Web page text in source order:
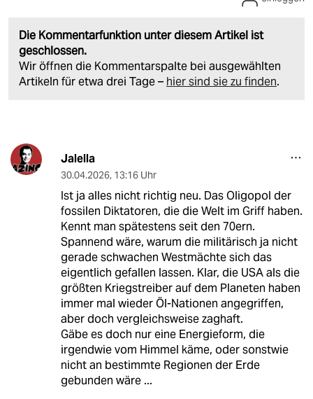
Die Kommentarfunktion unter diesem Artikel ist
geschlossen.
Wir öffnen die Kommentarspalte bei ausgewählten
Artikeln für etwa drei Tage – hier sind sie zu finden.
Jalella
30.04.2026, 13:16 Uhr
Ist ja alles nicht richtig neu. Das Oligopol der
fossilen Diktatoren, die die Welt im Griff haben.
Kennt man spätestens seit den 70ern.
Spannend wäre, warum die militärisch ja nicht
gerade schwachen Westmächte sich das
eigentlich gefallen lassen. Klar, die USA als die
größten Kriegstreiber auf dem Planeten haben
immer mal wieder Öl-Nationen angegriffen,
aber doch vergleichsweise zaghaft.
Gäbe es doch nur eine Energieform, die
irgendwie vom Himmel käme, oder sonstwie
nicht an bestimmte Regionen der Erde
gebunden wäre ...